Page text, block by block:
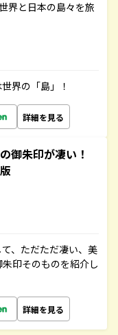
界と日本の島々を旅
界の「島」！
詳細を見る
御朱印が凄い！
、ただただ凄い、美
印そのものを紹介し
詳細を見る